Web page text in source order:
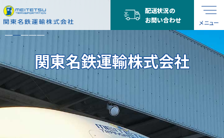
メニュー
配送状況の
お問い合わせ
関東名鉄運輸株式会社